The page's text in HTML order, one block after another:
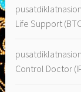
Life Support
Control Doctor